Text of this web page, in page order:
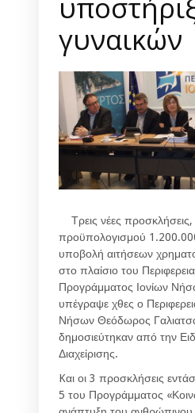
γυναικών
Τρεις νέες προσκλήσεις,
προϋπολογισμού
υποβολή αιτήσεων
στο πλαίσιο του
Προγράμματος Ιονίων
υπέγραψε χθες ο
Νήσων Θεόδωρος
δημοσιεύτηκαν από την
Διαχείρισης.
Kαι οι 3 προσκλήσεις
5 του Προγράμματος